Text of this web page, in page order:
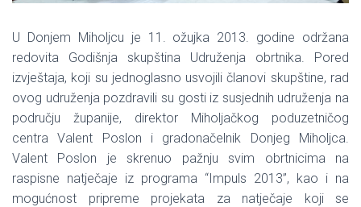
N
U Donjem Miholjcu je 11. ožujka 2013. godine održana
redovita Godišnja skupština Udruženja obrtnika. Pored
izvještaja, koji su jednoglasno usvojili članovi skupštine, rad
ovog udruženja pozdravili su gosti iz susjednih udruženja na
području županije, direktor Miholjačkog poduzetničog
centra Valent Poslon i gradonačelnik Donjeg Miholjca.
Valent Poslon je skrenuo pažnju svim obrtnicima na
raspisne natječaje iz programa “Impuls 2013”, kao i na
mogućnost pripreme projekata za natječaje koji se